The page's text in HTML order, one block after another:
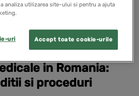
in Romania:
si proceduri
analiza utilizarea site-ului si pentru a ajuta
Accept toate cookie-urile
uri